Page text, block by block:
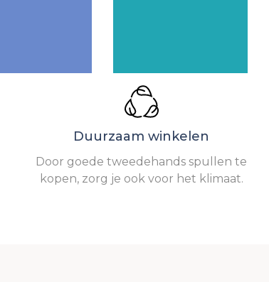
Duurzaam winkelen
Door goede tweedehands spullen te
kopen, zorg je ook voor het klimaat.